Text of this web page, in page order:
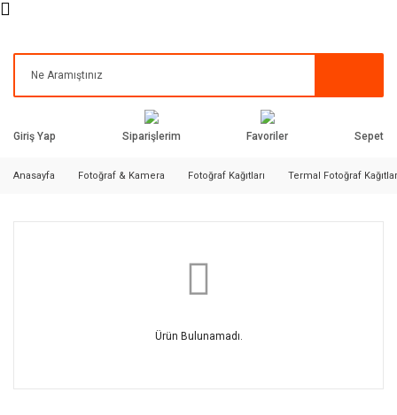
Giriş Yap Siparişlerim Favoriler Sepet
Anasayfa Fotoğraf & Kamera Fotoğraf Kağıtları Termal Fotoğraf
Ürün Bulunamadı.